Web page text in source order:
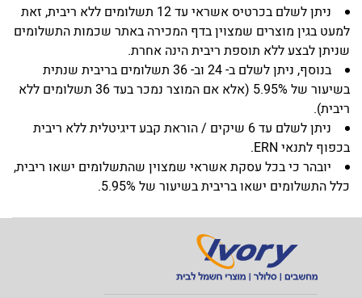
ניתן לשלם בכרטיס אשראי עד 12 תשלומים ללא ריבית, זאת
למעט בגין מוצרים שמצוין בדף המכירה באתר שכמות התשלומים
שניתן לבצע ללא תוספת ריבית הינה אחרת.
בנוסף, ניתן לשלם ב- 24 וב- 36 תשלומים בריבית שנתית
בשיעור של 5.95% (אלא אם המוצר נמכר בעד 36 תשלומים ללא
ריבית).
ניתן לשלם עד 6 שיקים / הוראת קבע דיגיטלית ללא ריבית
בכפוף לתנאי ERN.
יובהר כי בכל עסקת אשראי שמצוין שהתשלומים ישאו ריבית,
כלל התשלומים ישאו בריבית בשיעור של 5.95%.